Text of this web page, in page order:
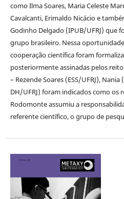
como Ilma Soares, Maria Celeste
Cavalcanti, Erimaldo Nicácio e
Godinho Delgado (IPUB/UFRJ) que
grupo brasileiro. Nessa
cooperação científica foram
posteriormente assinadas pelos
– Rezende Soares (ESS/UFRJ),
DH/UFRJ) foram indicados como os
Rodomonte assumiu a
referente científico, o grupo de